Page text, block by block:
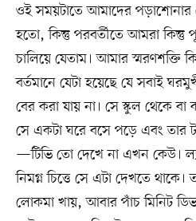
ওই সময়টাতে আমাদের পড়াশোনার
হতো, কিন্তু পরবর্তীতে আমরা কিন্তু
চালিয়ে যেতাম। আমার স্মরণশক্তি
বর্তমানে যেটা হয়েছে যে সবাই
বের করা যায় না। সে স্কুল থেকে
সে একটা ঘরে বসে পড়ে এবং তার
—টিভি তো দেখে না এখন কেউ।
নিমগ্ন চিত্তে সে এটা দেখতে
লোকমা খায়, আবার পাঁচ মিনিট